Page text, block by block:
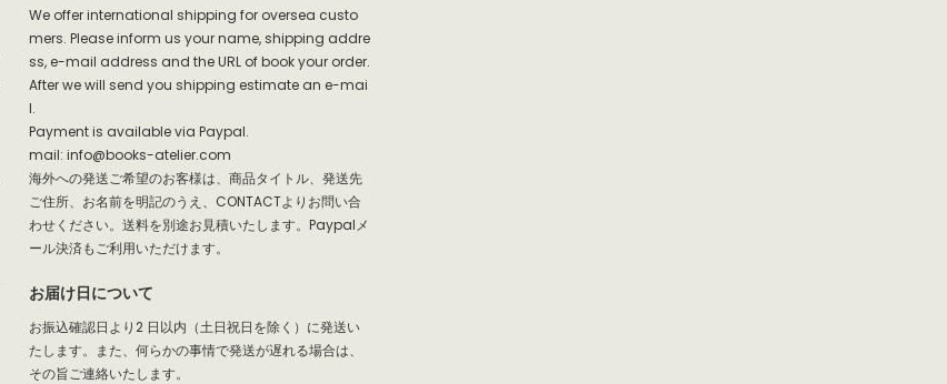
We offer international shipping for oversea custo
mers. Please inform us your name, shipping addre
ss, e-mail address and the URL of book your order.
After we will send you shipping estimate an e-mai
l.
Payment is available via Paypal.
mail: info@books-atelier.com
海外への発送ご希望のお客様は、商品タイトル、発送先
ご住所、お名前を明記のうえ、CONTACTよりお問い合
わせください。送料を別途お見積いたします。Paypalメ
ール決済もご利用いただけます。
お届け日について
お振込確認日より2 日以内（土日祝日を除く）に発送い
たします。また、何らかの事情で発送が遅れる場合は、
その旨ご連絡いたします。